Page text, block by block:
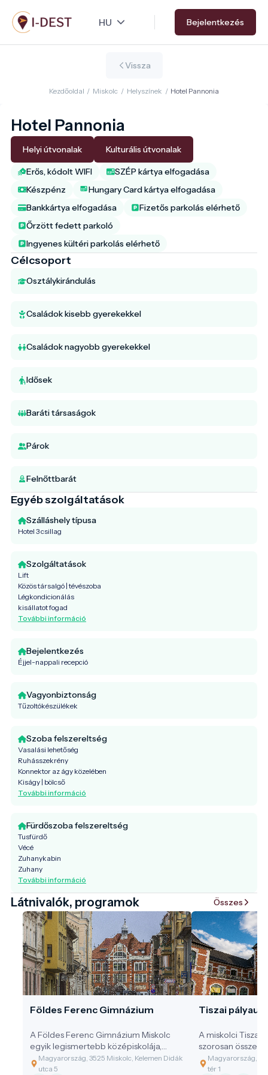
Ugrás
a
tartalomra
Bejelentkezés
Vissza
Kezdőoldal / Miskolc / Helyszínek / Hotel Pannonia
Hotel Pannonia
Helyi útvonalak Kulturális útvonalak
Erős, kódolt WIFI
SZÉP kártya elfogadása
Készpénz
Hungary Card kártya elfogadása
Bankkártya elfogadása
Fizetős parkolás elérhető
Őrzött fedett parkoló
Ingyenes kültéri parkolás elérhető
Célcsoport
Osztálykirándulás
Családok kisebb gyerekekkel
Családok nagyobb gyerekekkel
Idősek
Baráti társaságok
Párok
Felnőttbarát
Egyéb szolgáltatások
Szálláshely típusa
Hotel 3 csillag
Szolgáltatások
Lift
Közös társalgó | tévészoba
Légkondicionálás
kisállatot fogad
További információ
Bejelentkezés
Éjjel-nappali recepció
Vagyonbiztonság
Tűzoltókészülékek
Szoba felszereltség
Vasalási lehetőség
Ruhásszekrény
Konnektor az ágy közelében
Kiságy | bölcső
További információ
Fürdőszoba felszereltség
Tusfürdő
Vécé
Zuhanykabin
Zuhany
További információ
Látnivalók, programok Összes
Földes Ferenc Gimnázium
A Földes Ferenc Gimnázium Miskolc
egyik legismertebb középiskolája,
amely az épület története, múltja miatt
a városnéző séták egyik fontos
Magyarország, 3525 Miskolc, Kelemen Didák
utca 5
Tiszai
A miskolci Tiszai
szorosan
fejlődésével.
Magyarország,
tér 1